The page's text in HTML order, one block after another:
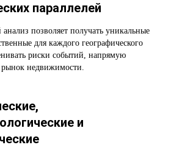
параллелей
позволяет получать уникальные
для каждого географического
риски событий, напрямую
недвижимости.
и